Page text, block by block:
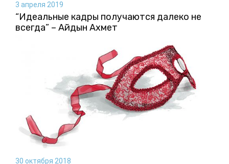
3 апреля 2019
“Идеальные кадры получаются далеко не
всегда” – Айдын Ахмет
30 октября 2018